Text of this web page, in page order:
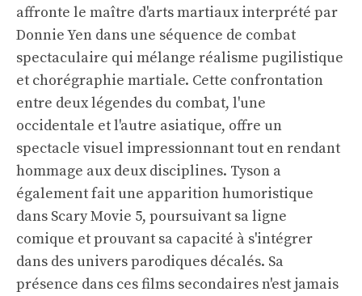
affronte le maître d'arts martiaux interprété par
Donnie Yen dans une séquence de combat
spectaculaire qui mélange réalisme pugilistique
et chorégraphie martiale. Cette confrontation
entre deux légendes du combat, l'une
occidentale et l'autre asiatique, offre un
spectacle visuel impressionnant tout en rendant
hommage aux deux disciplines. Tyson a
également fait une apparition humoristique
dans Scary Movie 5, poursuivant sa ligne
comique et prouvant sa capacité à s'intégrer
dans des univers parodiques décalés. Sa
présence dans ces films secondaires n'est jamais